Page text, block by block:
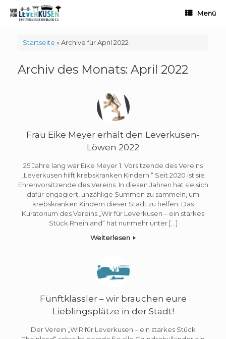
Inhalt
springen
Menü
Startseite »Archive für April 2022
Archiv des Monats: April 2022
Frau Eike Meyer erhält den Leverkusen-
Löwen 2022
25 Jahre lang war Eike Meyer 1. Vorsitzende des Vereins
„Leverkusen hilft krebskranken Kindern.“ Seit 2020 ist sie
Ehrenvorsitzende des Vereins. In diesen Jahren hat sie sich
dafür engagiert, unzählige Summen zu sammeln, um
krebskranken Kindern dieser Stadt zu helfen. Das
Kuratorium des Vereins „Wir für Leverkusen – ein starkes
Stück Rheinland“ hat nunmehr unter […]
Weiterlesen
Fünftklässler – wir brauchen eure
Lieblingsplätze in der Stadt!
Der Verein „WIR für Leverkusen – ein starkes Stück